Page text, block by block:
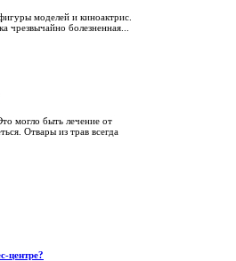
моделей и киноактрис.
чрезвычайно болезненная...
могло быть лечение от
Отвары из трав всегда
центре?